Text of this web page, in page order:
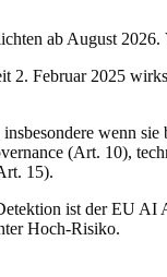
ab August
2. Februar 2025
wenn
(Art. 10),
15).
ist der EU
Hoch-Risiko.